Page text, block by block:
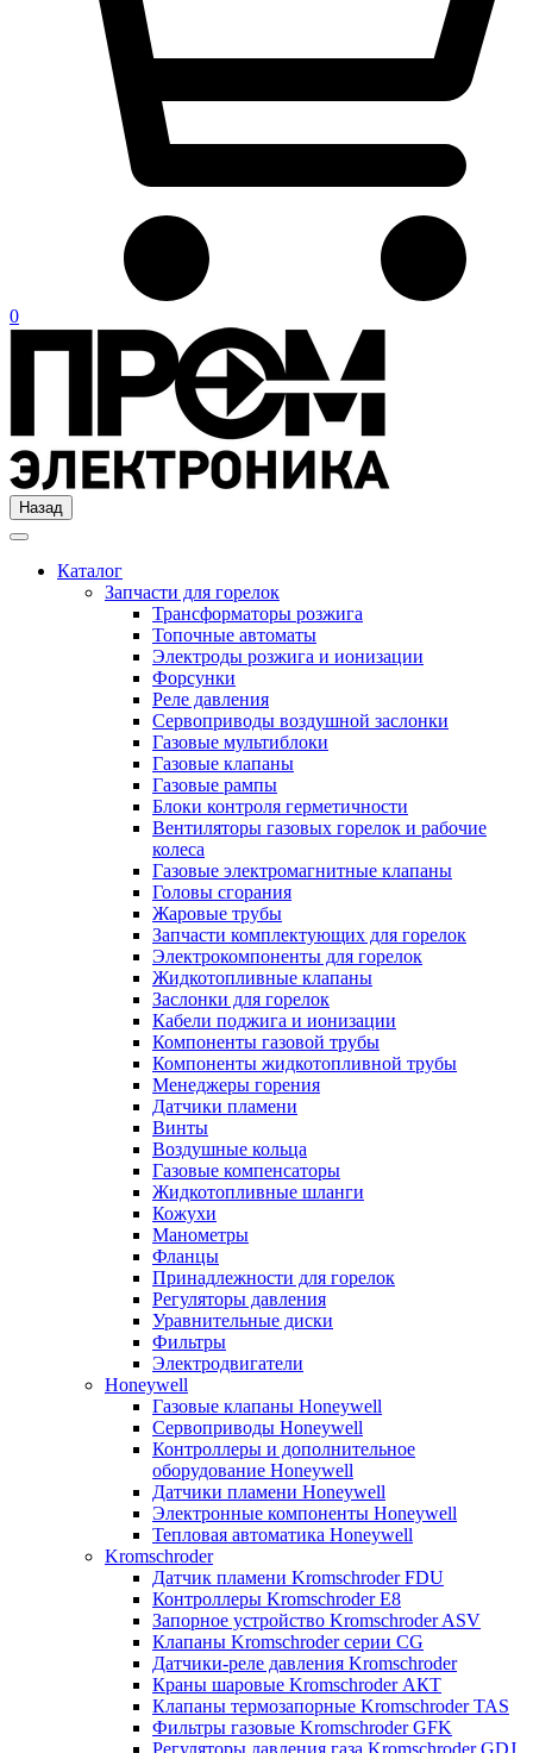
0
Назад
Каталог
Запчасти для горелок
Трансформаторы розжига
Топочные автоматы
Электроды розжига и ионизации
Форсунки
Реле давления
Сервоприводы воздушной заслонки
Газовые мультиблоки
Газовые клапаны
Газовые рампы
Блоки контроля герметичности
Вентиляторы газовых горелок и рабочие
колеса
Газовые электромагнитные клапаны
Головы сгорания
Жаровые трубы
Запчасти комплектующих для горелок
Электрокомпоненты для горелок
Жидкотопливные клапаны
Заслонки для горелок
Кабели поджига и ионизации
Компоненты газовой трубы
Компоненты жидкотопливной трубы
Менеджеры горения
Датчики пламени
Винты
Воздушные кольца
Газовые компенсаторы
Жидкотопливные шланги
Кожухи
Манометры
Фланцы
Принадлежности для горелок
Регуляторы давления
Уравнительные диски
Фильтры
Электродвигатели
Honeywell
Газовые клапаны Honeywell
Сервоприводы Honeywell
Контроллеры и дополнительное
оборудование Honeywell
Датчики пламени Honeywell
Электронные компоненты Honeywell
Тепловая автоматика Honeywell
Kromschroder
Датчик пламени Kromschroder FDU
Контроллеры Kromschroder E8
Запорное устройство Kromschroder ASV
Клапаны Kromschroder серии CG
Датчики-реле давления Kromschroder
Краны шаровые Kromschroder АКТ
Клапаны термозапорные Kromschroder TAS
Фильтры газовые Kromschroder GFK
Регуляторы давления газа Kromschroder GDJ